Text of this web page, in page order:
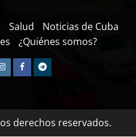
Salud
Noticias de Cuba
¿Quiénes somos?
derechos reservados.